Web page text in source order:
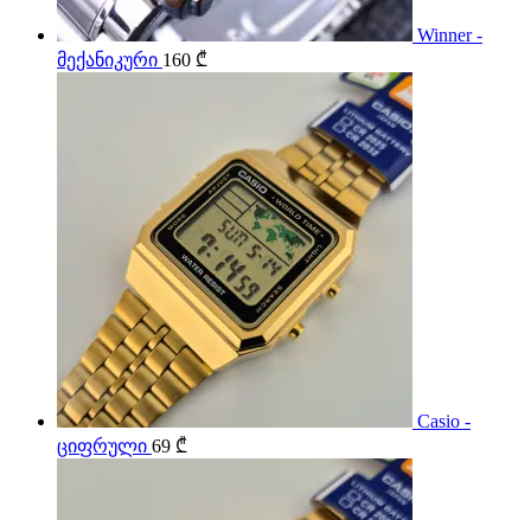
Winner -
მექანიკური 160 ₾
Casio -
ციფრული 69 ₾